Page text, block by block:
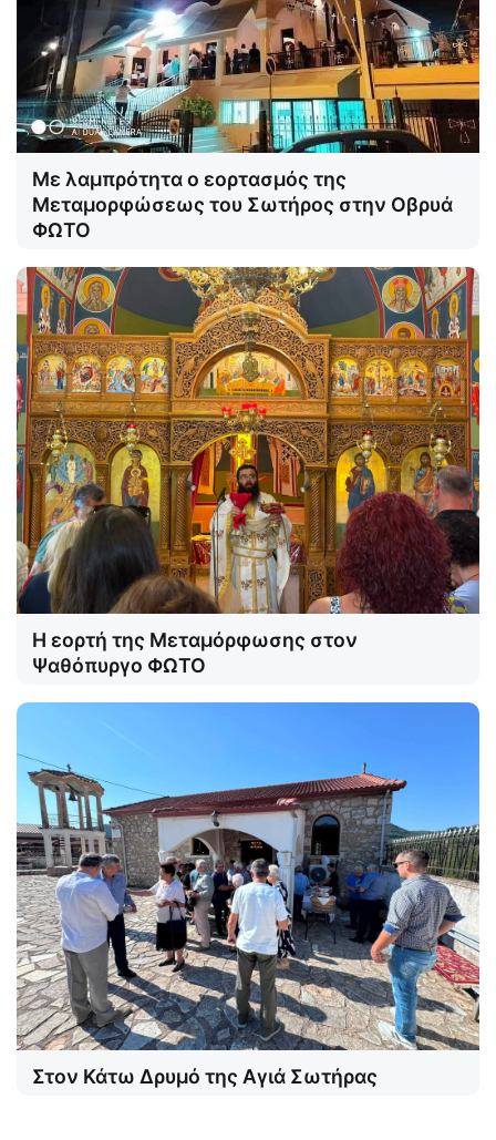
Με λαμπρότητα ο εορτασμός της
Μεταμορφώσεως του Σωτήρος στην Οβρυά
ΦΩΤΟ
Η εορτή της Μεταμόρφωσης στον
Ψαθόπυργο ΦΩΤΟ
Στον Κάτω Δρυμό της Αγιά Σωτήρας